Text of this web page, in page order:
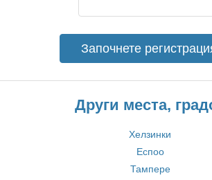
Започнете
Други места,
Хелзинки
Еспоо
Тампере